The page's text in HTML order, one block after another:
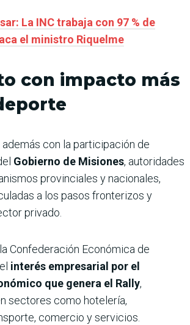
La INC trabaja con 97 % de
el ministro Riquelme
con impacto más
con la participación de
Gobierno de Misiones, autoridades
provinciales y nacionales,
a los pasos fronterizos y
privado.
Confederación Económica de
interés empresarial por el
que genera el Rally,
sectores como hotelería,
comercio y servicios.